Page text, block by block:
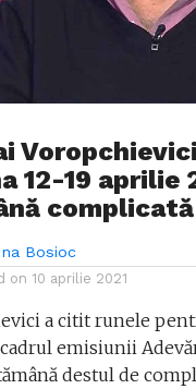
12-19 aprilie
complicată
Bosioc
on 10 aprilie 2021
a citit runele
emisiunii
destul de